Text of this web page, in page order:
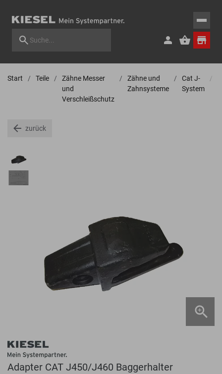
Start Teile
Zähne Messer
und
Verschleißschutz
Zähne und
Zahnsysteme
Cat J-
System
zurück
Adapter CAT J450/J460 Baggerhalter